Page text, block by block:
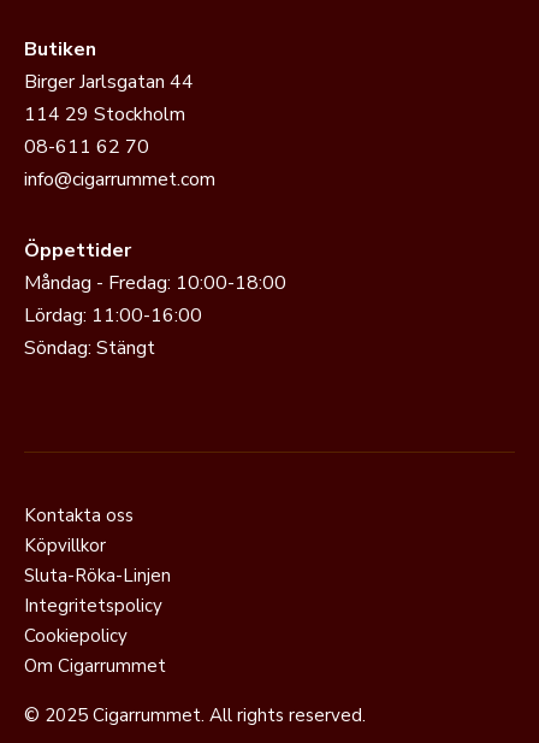
Butiken
Birger Jarlsgatan 44
114 29 Stockholm
08-611 62 70
info@cigarrummet.com
Öppettider
Måndag - Fredag: 10:00-18:00
Lördag: 11:00-16:00
Söndag: Stängt
Kontakta oss
Köpvillkor
Sluta-Röka-Linjen
Integritetspolicy
Cookiepolicy
Om Cigarrummet
© 2025 Cigarrummet. All rights reserved.